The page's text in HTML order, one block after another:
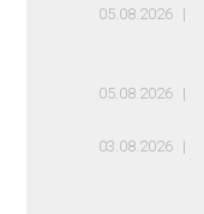
05.08.2026
05.08.2026
03.08.2026